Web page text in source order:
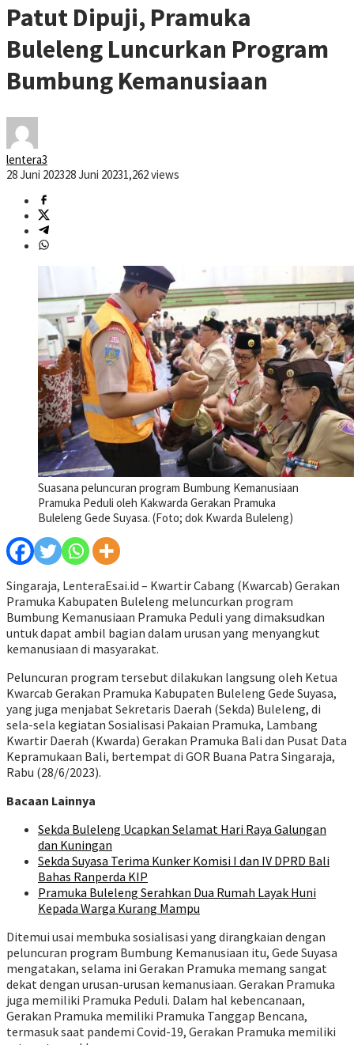
Patut Dipuji, Pramuka
Buleleng Luncurkan Program
Bumbung Kemanusiaan
lentera3
28 Juni 202328 Juni 20231,262 views
Suasana peluncuran program Bumbung Kemanusiaan
Pramuka Peduli oleh Kakwarda Gerakan Pramuka
Buleleng Gede Suyasa. (Foto; dok Kwarda Buleleng)
Singaraja, LenteraEsai.id – Kwartir Cabang (Kwarcab) Gerakan
Pramuka Kabupaten Buleleng meluncurkan program
Bumbung Kemanusiaan Pramuka Peduli yang dimaksudkan
untuk dapat ambil bagian dalam urusan yang menyangkut
kemanusiaan di masyarakat.
Peluncuran program tersebut dilakukan langsung oleh Ketua
Kwarcab Gerakan Pramuka Kabupaten Buleleng Gede Suyasa,
yang juga menjabat Sekretaris Daerah (Sekda) Buleleng, di
sela-sela kegiatan Sosialisasi Pakaian Pramuka, Lambang
Kwartir Daerah (Kwarda) Gerakan Pramuka Bali dan Pusat Data
Kepramukaan Bali, bertempat di GOR Buana Patra Singaraja,
Rabu (28/6/2023).
Bacaan Lainnya
Sekda Buleleng Ucapkan Selamat Hari Raya Galungan
dan Kuningan
Sekda Suyasa Terima Kunker Komisi I dan IV DPRD Bali
Bahas Ranperda KIP
Pramuka Buleleng Serahkan Dua Rumah Layak Huni
Kepada Warga Kurang Mampu
Ditemui usai membuka sosialisasi yang dirangkaian dengan
peluncuran program Bumbung Kemanusiaan itu, Gede Suyasa
mengatakan, selama ini Gerakan Pramuka memang sangat
dekat dengan urusan-urusan kemanusiaan. Gerakan Pramuka
juga memiliki Pramuka Peduli. Dalam hal kebencanaan,
Gerakan Pramuka memiliki Pramuka Tanggap Bencana,
termasuk saat pandemi Covid-19, Gerakan Pramuka memiliki